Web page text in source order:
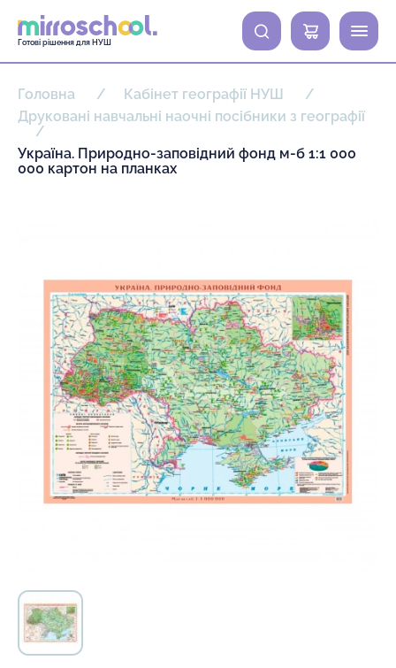
Готові рішення для НУШ
0
Головна
Кабінет географії НУШ
Друковані навчальні наочні посібники з географії
Україна. Природно-заповідний фонд м-б 1:1 000
000 картон на планках